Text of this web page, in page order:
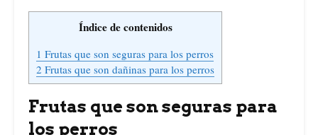
Índice de contenidos
1 Frutas que son seguras para los perros
2 Frutas que son dañinas para los perros
Frutas que son seguras para
los perros